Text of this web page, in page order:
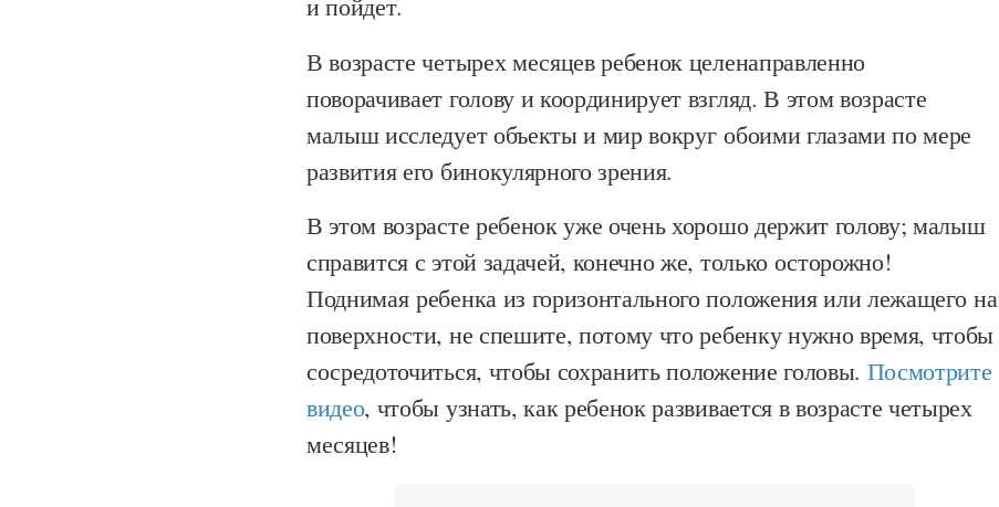
В возрасте четырех месяцев ребенок целенаправленно
поворачивает голову и координирует взгляд. В этом возрасте
малыш исследует объекты и мир вокруг обоими глазами по мере
развития его бинокулярного зрения.
В этом возрасте ребенок уже очень хорошо держит голову; малыш
справится с этой задачей, конечно же, только осторожно!
Поднимая ребенка из горизонтального положения или лежащего на
поверхности, не спешите, потому что ребенку нужно время, чтобы
сосредоточиться, чтобы сохранить положение головы. Посмотрите
видео, чтобы узнать, как ребенок развивается в возрасте четырех
месяцев!